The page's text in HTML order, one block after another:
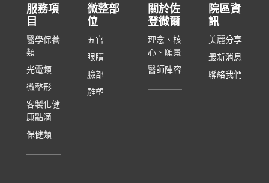
服務項
目
醫學保養
類
光電類
微整形
客製化健
康點滴
保健類
微整部
位
五官
眼睛
臉部
雕塑
關於佐
登微爾
理念、核
心、願景
醫師陣容
院區資
訊
美麗分享
最新消息
聯絡我們